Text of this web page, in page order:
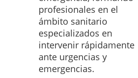
profesionales en el
ámbito sanitario
especializados en
intervenir rápidamente
ante urgencias y
emergencias.